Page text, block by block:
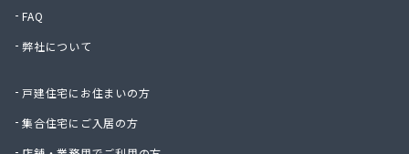
株式会社那須商店
株式会社日通プロパン 直方営業所
株式会社冨永商店
FAQ
弊社について
戸建住宅にお住まいの方
集合住宅にご入居の方